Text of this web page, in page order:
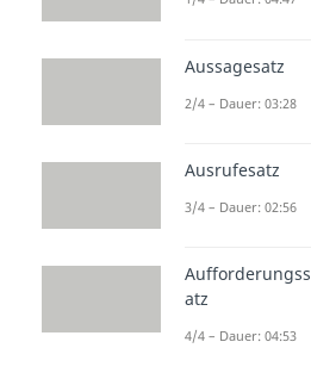
Aussagesatz
2/4 – Dauer: 03:28
Ausrufesatz
3/4 – Dauer: 02:56
Aufforderungss
atz
4/4 – Dauer: 04:53